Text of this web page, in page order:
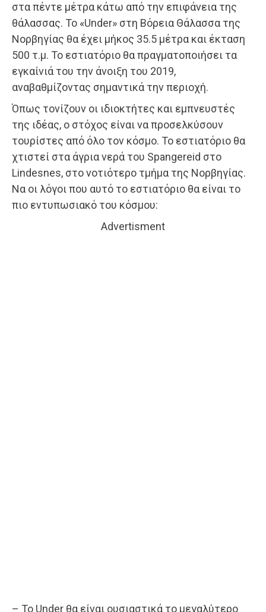
στα πέντε μέτρα κάτω από την επιφάνεια της
θάλασσας. Το «Under» στη Βόρεια Θάλασσα της
Νορβηγίας θα έχει μήκος 35.5 μέτρα και έκταση
500 τ.μ. Το εστιατόριο θα πραγματοποιήσει τα
εγκαίνιά του την άνοιξη του 2019,
αναβαθμίζοντας σημαντικά την περιοχή.
Όπως τονίζουν οι ιδιοκτήτες και εμπνευστές
της ιδέας, ο στόχος είναι να προσελκύσουν
τουρίστες από όλο τον κόσμο. Το εστιατόριο θα
χτιστεί στα άγρια νερά του Spangereid στο
Lindesnes, στο νοτιότερο τμήμα της Νορβηγίας.
Να οι λόγοι που αυτό το εστιατόριο θα είναι το
πιο εντυπωσιακό του κόσμου:
Advertisment
– Το Under θα είναι ουσιαστικά το μεγαλύτερο